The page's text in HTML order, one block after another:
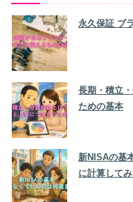
永久保証 ブ
長期・積立
ための基本
新NISAの基
に計算して